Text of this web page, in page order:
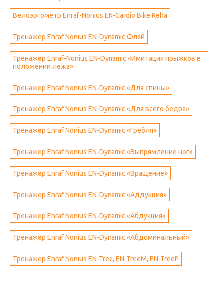
Велоэргометр Enraf-Nonius EN-Cardio Bike Reha
Тренажер Enraf Nonius EN-Dynamic Флай
Тренажер Enraf-Nonius EN-Dynamic «Имитация прыжков в
положении лежа»
Тренажер Enraf Nonius EN-Dynamic «Для спины»
Тренажер Enraf Nonius EN-Dynamic «Для всего бедра»
Тренажер Enraf Nonius EN-Dynamic «Гребля»
Тренажер Enraf Nonius EN-Dynamic «Выпрямление ног»
Тренажер Enraf Nonius EN-Dynamic «Вращение»
Тренажер Enraf Nonius EN-Dynamic «Аддукция»
Тренажер Enraf Nonius EN-Dynamic «Абдукция»
Тренажер Enraf Nonius EN-Dynamic «Абдоминальный»
Тренажер Enraf Nonius EN-Tree, EN-TreeM, EN-TreeP